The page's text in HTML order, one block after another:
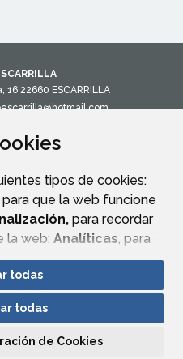
tipos de cookies:
que la web funcione
para recordar
la web; Analíticas, para
la web y sus servicios.
“Aceptar todas”
uso. Si pulsa el botón
las cookies técnicas
todas
todas
de Cookies
16 22660 ESCARRILLA